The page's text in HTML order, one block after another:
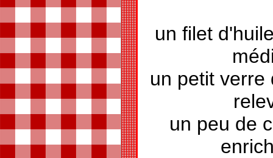
un filet
un petit verre
un peu de